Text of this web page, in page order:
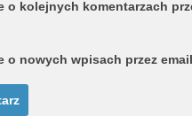
o kolejnych komentarzach
o nowych wpisach przez